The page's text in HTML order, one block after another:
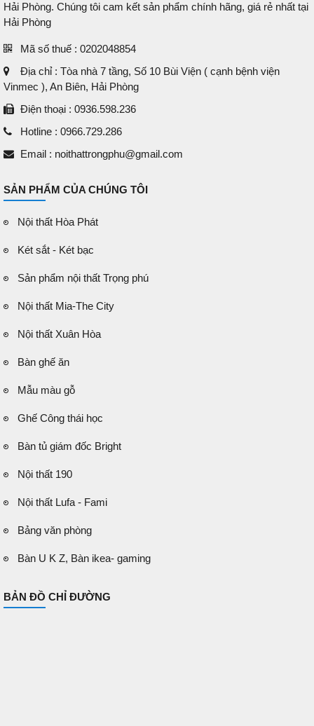
Hải Phòng. Chúng tôi cam kết sản phẩm chính hãng, giá rẻ nhất tại
Hải Phòng
Mã số thuế : 0202048854
Địa chỉ : Tòa nhà 7 tầng, Số 10 Bùi Viện ( cạnh bệnh viện
Vinmec ), An Biên, Hải Phòng
Điện thoại : 0936.598.236
Hotline : 0966.729.286
Email : noithattrongphu@gmail.com
SẢN PHẨM CỦA CHÚNG TÔI
Nội thất Hòa Phát
Két sắt - Két bạc
Sản phẩm nội thất Trọng phú
Nội thất Mia-The City
Nội thất Xuân Hòa
Bàn ghế ăn
Mẫu màu gỗ
Ghế Công thái học
Bàn tủ giám đốc Bright
Nội thất 190
Nội thất Lufa - Fami
Bảng văn phòng
Bàn U K Z, Bàn ikea- gaming
BẢN ĐỒ CHỈ ĐƯỜNG